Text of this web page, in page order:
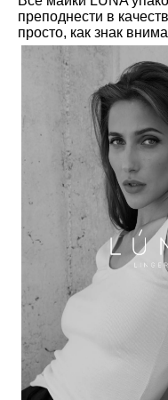
преподнести в
просто, как знак